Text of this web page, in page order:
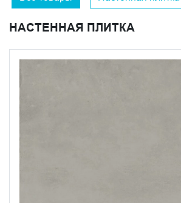
НАСТЕННАЯ ПЛИТКА